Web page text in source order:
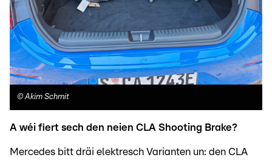
©Akim Schmit
A wéi fiert sech den neien CLA Shooting Brake?
Mercedes bitt dräi elektresch Varianten un: den CLA